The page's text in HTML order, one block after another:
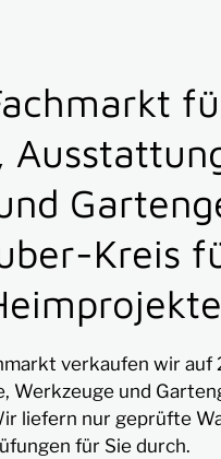
Kreis
verkaufen wir auf
Werkzeuge und
liefern nur geprüfte
für Sie durch.